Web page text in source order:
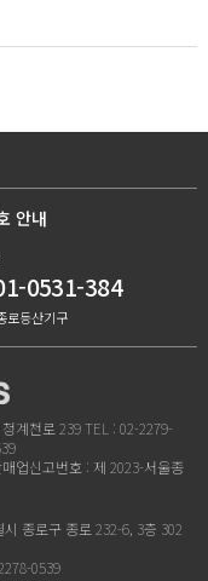
계천로 239TEL : 02-2279-
업신고번호 : 제 2023-서울종
종로구 종로 232-6, 3층 302
0539
안내
0531-384
로등산기구